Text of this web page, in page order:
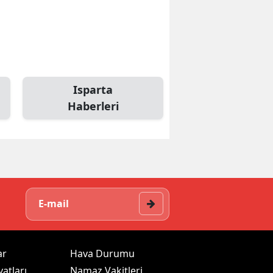
Isparta
Haberleri
Hava Durumu